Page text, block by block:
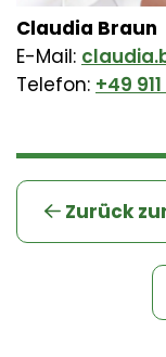
Claudia Braun
E-Mail:
Telefon: +49
Zurück